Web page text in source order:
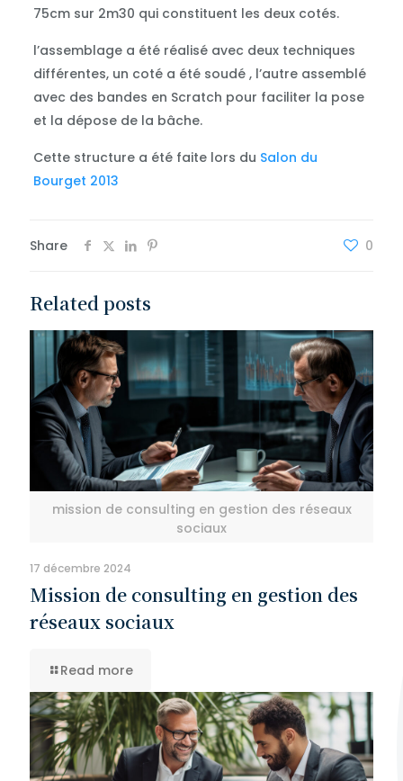
75cm sur 2m30 qui constituent les deux cotés.
l’assemblage a été réalisé avec deux techniques
différentes, un coté a été soudé , l’autre assemblé
avec des bandes en Scratch pour faciliter la pose
et la dépose de la bâche.
Cette structure a été faite lors du Salon du
Bourget 2013
Share 0
Related posts
mission de consulting en gestion des réseaux
sociaux
17 décembre 2024
Mission de consulting en gestion des
réseaux sociaux
Read more